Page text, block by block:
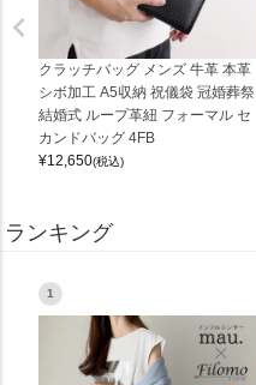
クラッチバッグ メンズ 牛革 本革
シボ加工 A5収納 祝儀袋 冠婚葬祭
結婚式 ループ革紐 フォーマル セ
カンドバッグ 4FB
¥12,650(税込)
ランキング
1